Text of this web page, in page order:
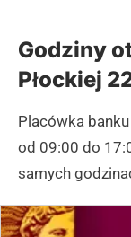
Godziny
Płockiej
Placówka
od 09:00 do
samych